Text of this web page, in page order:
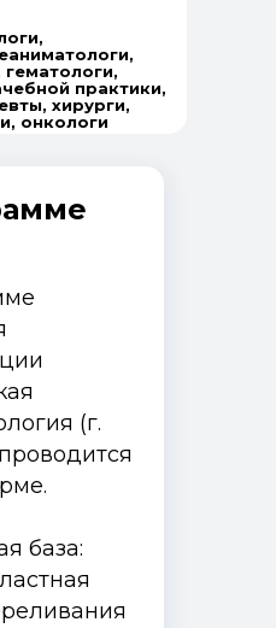
гематологи,
практики,
хирурги,
онкологи
(г.
база: